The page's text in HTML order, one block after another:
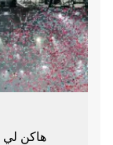
هاكن لي